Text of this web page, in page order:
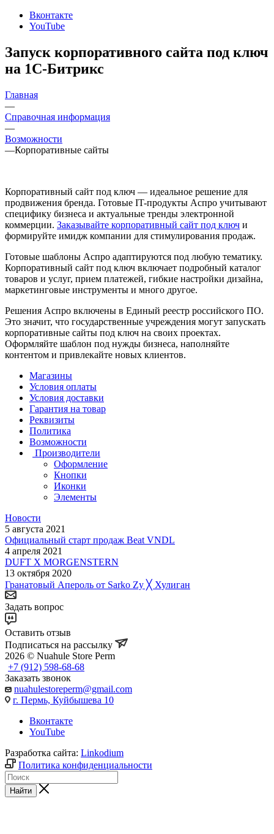
Вконтакте
YouTube
Запуск корпоративного сайта под ключ
на 1С-Битрикс
Главная
—
Справочная информация
—
Возможности
—Корпоративные сайты
Корпоративный сайт под ключ — идеальное решение для
продвижения бренда. Готовые IT-продукты Аспро учитывают
специфику бизнеса и актуальные тренды электронной
коммерции. Заказывайте корпоративный сайт под ключ и
формируйте имидж компании для стимулирования продаж.
Готовые шаблоны Аспро адаптируются под любую тематику.
Корпоративный сайт под ключ включает подробный каталог
товаров и услуг, прием платежей, гибкие настройки дизайна,
маркетинговые инструменты и много другое.
Решения Аспро включены в Единый реестр российского ПО.
Это значит, что государственные учреждения могут запускать
корпоративные сайты под ключ на своих проектах.
Оформляйте шаблон под нужды бизнеса, наполняйте
контентом и привлекайте новых клиентов.
Магазины
Условия оплаты
Условия доставки
Гарантия на товар
Реквизиты
Политика
Возможности
Производители
Оформление
Кнопки
Иконки
Элементы
Новости
5 августа 2021
Официальный старт продаж Beat VNDL
4 апреля 2021
DUFT X MORGENSTERN
13 октября 2020
Гранатовый Апероль от Sarko Zy ╳ Хулиган
Задать вопрос
Оставить отзыв
Подписаться на рассылку
2026 © Nuahule Store Perm
+7 (912) 598-68-68
Заказать звонок
nuahulestoreperm@gmail.com
г. Пермь, Куйбышева 10
Вконтакте
YouTube
Разработка сайта: Linkodium
Политика конфиденциальности
Найти